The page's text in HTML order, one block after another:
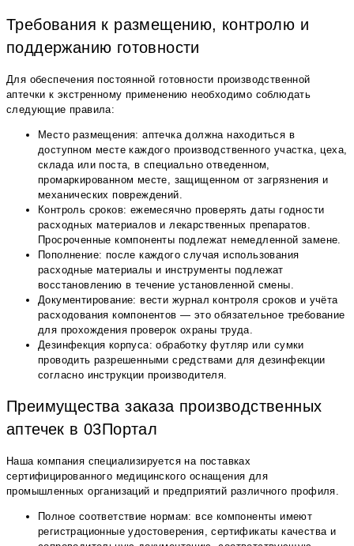
Требования к размещению, контролю и
поддержанию готовности
Для обеспечения постоянной готовности производственной
аптечки к экстренному применению необходимо соблюдать
следующие правила:
Место размещения: аптечка должна находиться в
доступном месте каждого производственного участка, цеха,
склада или поста, в специально отведенном,
промаркированном месте, защищенном от загрязнения и
механических повреждений.
Контроль сроков: ежемесячно проверять даты годности
расходных материалов и лекарственных препаратов.
Просроченные компоненты подлежат немедленной замене.
Пополнение: после каждого случая использования
расходные материалы и инструменты подлежат
восстановлению в течение установленной смены.
Документирование: вести журнал контроля сроков и учёта
расходования компонентов — это обязательное требование
для прохождения проверок охраны труда.
Дезинфекция корпуса: обработку футляр или сумки
проводить разрешенными средствами для дезинфекции
согласно инструкции производителя.
Преимущества заказа производственных
аптечек в 03Портал
Наша компания специализируется на поставках
сертифицированного медицинского оснащения для
промышленных организаций и предприятий различного профиля.
Полное соответствие нормам: все компоненты имеют
регистрационные удостоверения, сертификаты качества и